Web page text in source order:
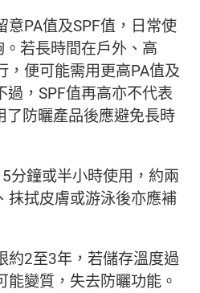
意PA值及SPF值，日常使
若長時間在戶外、高
，便可能需用更高PA值及
過，SPF值再高亦不代表
了防曬產品後應避免長時
分鐘或半小時使用，約兩
抹拭皮膚或游泳後亦應補
約2至3年，若儲存溫度過
變質，失去防曬功能。